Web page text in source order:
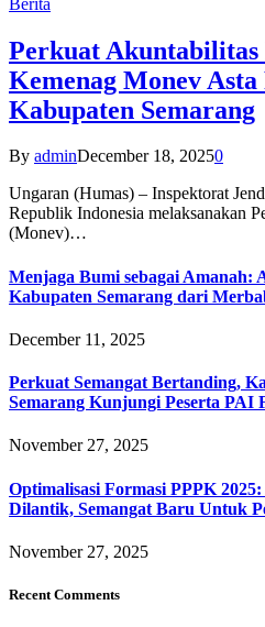
Perkuat
Kemenag Monev
Kabupaten Semarang
By adminDecember 18, 20250
Ungaran (Humas) – Inspektorat
Republik Indonesia melaksanakan
(Monev)…
Menjaga Bumi sebagai Amanah:
Kabupaten Semarang dari
December 11, 2025
Perkuat Semangat Bertanding,
Semarang Kunjungi Peserta PAI
November 27, 2025
Optimalisasi Formasi PPPK
Dilantik, Semangat Baru Untuk
November 27, 2025
Recent Comments